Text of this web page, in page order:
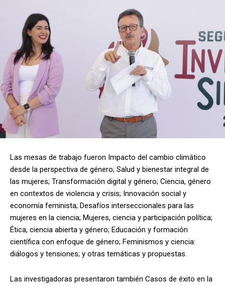
Las mesas de trabajo fueron Impacto del cambio climático
desde la perspectiva de género; Salud y bienestar integral de
las mujeres; Transformación digital y género; Ciencia, género
en contextos de violencia y crisis; Innovación social y
economía feminista; Desafíos interseccionales para las
mujeres en la ciencia; Mujeres, ciencia y participación política;
Ética, ciencia abierta y género; Educación y formación
científica con enfoque de género; Feminismos y ciencia:
diálogos y tensiones; y otras temáticas y propuestas.
Las investigadoras presentaron también Casos de éxito en la